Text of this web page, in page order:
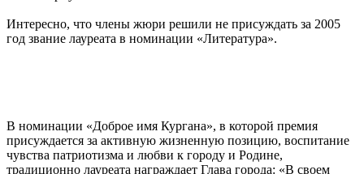
Интересно, что члены жюри решили не присуждать за 2005
год звание лауреата в номинации «Литература».
В номинации «Доброе имя Кургана», в которой премия
присуждается за активную жизненную позицию, воспитание
чувства патриотизма и любви к городу и Родине,
традиционно лауреата награждает Глава города: «В своем